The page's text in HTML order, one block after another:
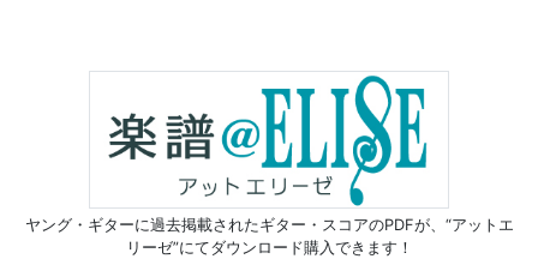
ヤング・ギターに過去掲載されたギター・スコアのPDFが、 “アットエ
リーゼ”にてダウンロード購入できます！